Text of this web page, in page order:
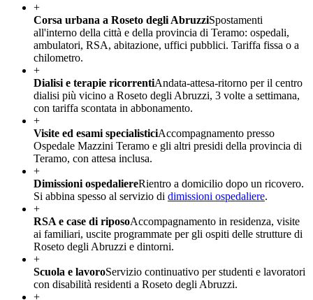
+
Corsa urbana a Roseto degli AbruzziSpostamenti
all'interno della città e della provincia di Teramo: ospedali,
ambulatori, RSA, abitazione, uffici pubblici. Tariffa fissa o a
chilometro.
+
Dialisi e terapie ricorrentiAndata-attesa-ritorno per il centro
dialisi più vicino a Roseto degli Abruzzi, 3 volte a settimana,
con tariffa scontata in abbonamento.
+
Visite ed esami specialisticiAccompagnamento presso
Ospedale Mazzini Teramo e gli altri presidi della provincia di
Teramo, con attesa inclusa.
+
Dimissioni ospedaliereRientro a domicilio dopo un ricovero.
Si abbina spesso al servizio di dimissioni ospedaliere.
+
RSA e case di riposoAccompagnamento in residenza, visite
ai familiari, uscite programmate per gli ospiti delle strutture di
Roseto degli Abruzzi e dintorni.
+
Scuola e lavoroServizio continuativo per studenti e lavoratori
con disabilità residenti a Roseto degli Abruzzi.
+